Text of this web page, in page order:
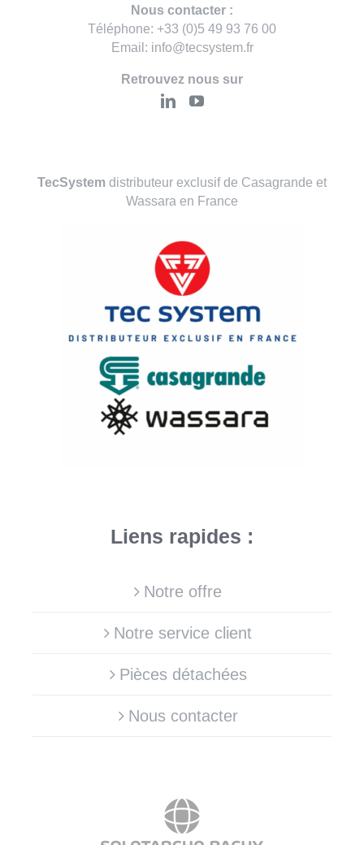
Nous contacter :
Téléphone: +33 (0)5 49 93 76 00
Email: info@tecsystem.fr
Retrouvez nous sur
TecSystem distributeur exclusif de Casagrande et
Wassara en France
Liens rapides :
Notre offre
Notre service client
Pièces détachées
Nous contacter